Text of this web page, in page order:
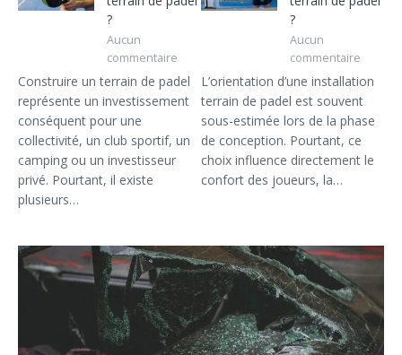
?
Aucun
commentaire
Construire un terrain de padel
représente un investissement
conséquent pour une
collectivité, un club sportif, un
camping ou un investisseur
privé. Pourtant, il existe
plusieurs…
?
Aucun
commentaire
L’orientation d’une installation
terrain de padel est souvent
sous-estimée lors de la phase
de conception. Pourtant, ce
choix influence directement le
confort des joueurs, la…